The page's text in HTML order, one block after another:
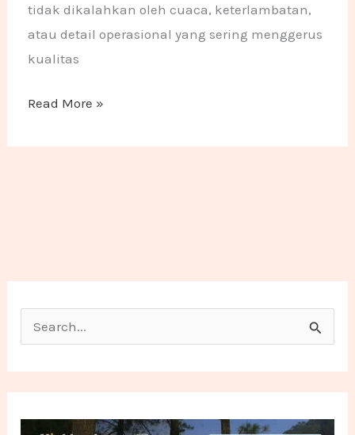
tidak dikalahkan oleh cuaca, keterlambatan,
atau detail operasional yang sering menggerus
kualitas
Read More »
Search for: